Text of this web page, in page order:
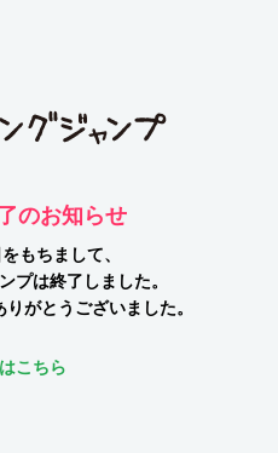
のお知らせ
もちまして、
プは終了しました。
がとうございました。
こちら